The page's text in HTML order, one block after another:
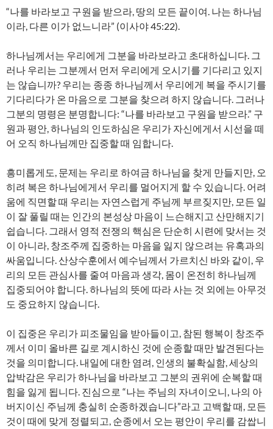
“나를 바라보고 구원을 받으라, 땅의 모든 끝이여. 나는 하나님
이라, 다른 이가 없느니라” (이사야 45:22).
하나님께서는 우리에게 그분을 바라보라고 초대하십니다. 그
러나 우리는 그분께서 먼저 우리에게 오시기를 기다리고 있지
는 않습니까? 우리는 종종 하나님께서 우리에게 복을 주시기를
기다리다가 온 마음으로 그분을 찾으려 하지 않습니다. 그러나
그분의 명령은 분명합니다: “나를 바라보고 구원을 받으라.” 구
원과 평안, 하나님의 인도하심은 우리가 자신에게서 시선을 떼
어 오직 하나님께만 집중할 때 임합니다.
흥미롭게도, 문제는 우리로 하여금 하나님을 찾게 만들지만, 오
히려 복은 하나님에게서 우리를 멀어지게 할 수 있습니다. 어려
움에 직면할 때 우리는 자연스럽게 주님께 부르짖지만, 모든 일
이 잘 풀릴 때는 인간의 본성상 마음이 느슨해지고 산만해지기
쉽습니다. 그래서 영적 전쟁의 핵심은 단순히 시련에 맞서는 것
이 아니라, 창조주께 집중하는 마음을 잃지 않으려는 유혹과의
싸움입니다. 산상수훈에서 예수님께서 가르치신 바와 같이, 우
리의 모든 관심사를 줄여 마음과 생각, 몸이 온전히 하나님께
집중되어야 합니다. 하나님의 뜻에 따라 사는 것 외에는 아무것
도 중요하지 않습니다.
이 집중은 우리가 피조물임을 받아들이고, 참된 행복이 창조주
께서 이미 올바른 길로 계시하신 것에 순종할 때만 발견된다는
것을 의미합니다. 내일에 대한 염려, 인생의 불확실함, 세상의
압박감은 우리가 하나님을 바라보고 그분의 권위에 순복할 때
힘을 잃게 됩니다. 진심으로 “나는 주님의 자녀이오니, 나의 아
버지이신 주님께 충실히 순종하겠습니다”라고 고백할 때, 모든
것이 때에 맞게 정렬되고, 순종에서 오는 평안이 우리를 감쌉니